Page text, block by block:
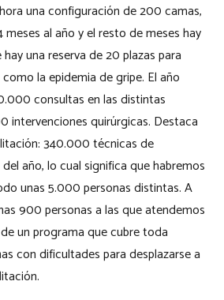
una configuración de 200 camas,
al año y el resto de meses hay
una reserva de 20 plazas para
la epidemia de gripe. El año
consultas en las distintas
intervenciones quirúrgicas. Destaca
340.000 técnicas de
año, lo cual significa que habremos
unas 5.000 personas distintas. A
900 personas a las que atendemos
un programa que cubre toda
con dificultades para desplazarse a